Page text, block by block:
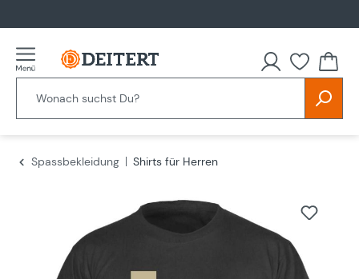
Spassbekleidung
Shirts für Herren